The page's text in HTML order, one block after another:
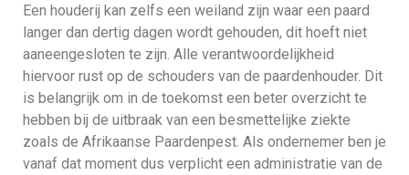
Een houderij kan zelfs een weiland zijn waar een paard
langer dan dertig dagen wordt gehouden, dit hoeft niet
aaneengesloten te zijn. Alle verantwoordelijkheid
hiervoor rust op de schouders van de paardenhouder. Dit
is belangrijk om in de toekomst een beter overzicht te
hebben bij de uitbraak van een besmettelijke ziekte
zoals de Afrikaanse Paardenpest. Als ondernemer ben je
vanaf dat moment dus verplicht een administratie van de